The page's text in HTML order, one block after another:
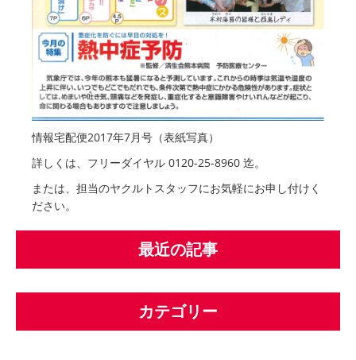
情報宅配便2017年7月号（表紙写真）
詳しくは、フリーダイヤル 0120-25-8960 迄。
または、担当のヤクルトスタッフにお気軽にお申し付けく
ださい。
最近の記事
カテゴリー